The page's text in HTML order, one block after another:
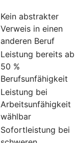
Kein abstrakter
Verweis in einen
anderen Beruf
Leistung bereits ab
50 %
Berufsunfähigkeit
Leistung bei
Arbeitsunfähigkeit
wählbar
Sofortleistung bei